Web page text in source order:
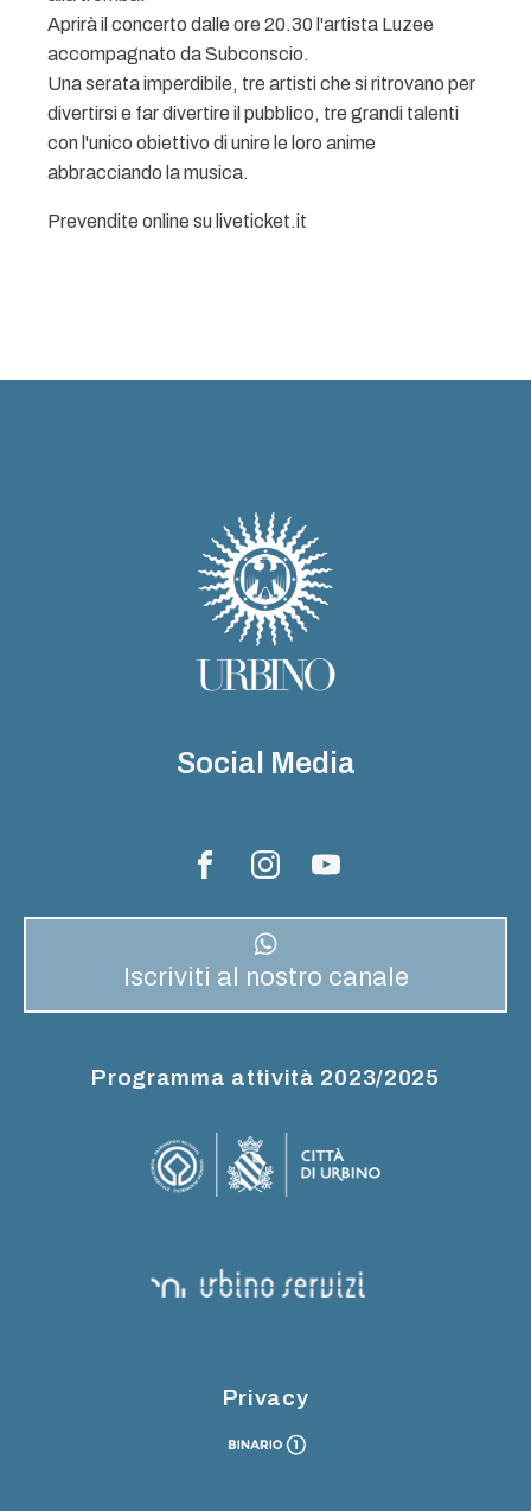
Aprirà il concerto dalle ore 20.30 l'artista Luzee
accompagnato da Subconscio.
Una serata imperdibile, tre artisti che si ritrovano per
divertirsi e far divertire il pubblico, tre grandi talenti
con l'unico obiettivo di unire le loro anime
abbracciando la musica.
Prevendite online su liveticket.it
Social Media
Iscriviti al nostro canale
Programma attività 2023/2025
Privacy